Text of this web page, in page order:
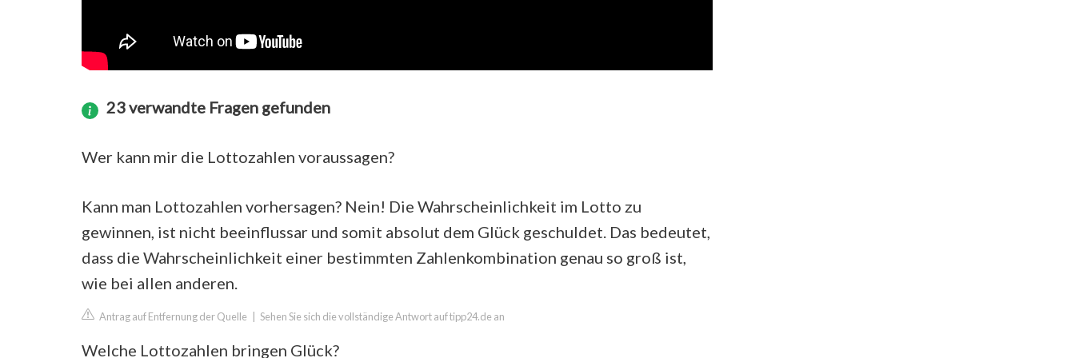
23 verwandte Fragen gefunden
Wer kann mir die Lottozahlen voraussagen?
Kann man Lottozahlen vorhersagen? Nein! Die Wahrscheinlichkeit im Lotto zu
gewinnen, ist nicht beeinflussar und somit absolut dem Glück geschuldet. Das bedeutet,
dass die Wahrscheinlichkeit einer bestimmten Zahlenkombination genau so groß ist,
wie bei allen anderen.
Antrag auf Entfernung der Quelle Sehen Sie sich die vollständige Antwort auf tipp24.de an
Welche Lottozahlen bringen Glück?